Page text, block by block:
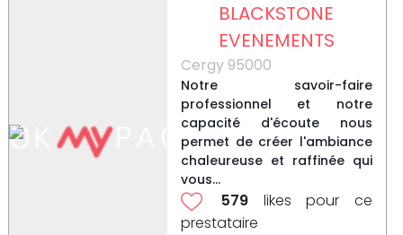
BLACKSTONE
EVENEMENTS
Cergy 95000
Notre savoir-faire
professionnel et notre
capacité d'écoute nous
permet de créer l'ambiance
chaleureuse et raffinée qui
vous...
579 likes pour ce
prestataire